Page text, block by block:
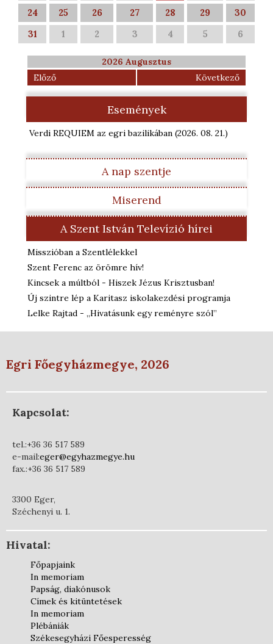
24
25 26 27 28 29
30
31
1 2 3 4 5 6
2026 Augusztus
Előző
Következő
Események
Verdi REQUIEM az egri bazilikában (2026. 08. 21.)
A nap szentje
Miserend
A Szent István Televízió hírei
Misszióban a Szentlélekkel
Szent Ferenc az örömre hív!
Kincsek a múltból - Hiszek Jézus Krisztusban!
Új szintre lép a Karitasz iskolakezdési programja
Lelke Rajtad - „Hivatásunk egy reményre szól”
Egri Főegyházmegye, 2026
Kapcsolat:
tel.:+36 36 517 589
e-mail:eger@egyhazmegye.hu
fax.:+36 36 517 589
3300 Eger,
Széchenyi u. 1.
Hivatal:
Főpapjaink
In memoriam
Papság, diakónusok
Címek és kitüntetések
In memoriam
Plébániák
Székesegyházi Főesperesség